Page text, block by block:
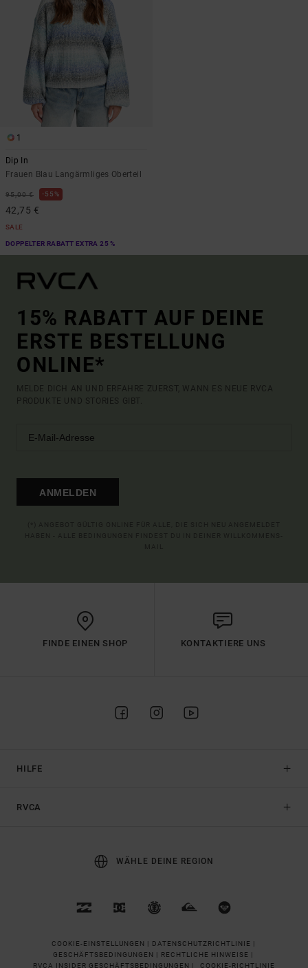
1
Dip In
Frauen Blau Langärmliges Oberteil
95,00 € 55%
42,75 €
SALE
DOPPELTER RABATT EXTRA 25 %
15% RABATT AUF DEINE
ERSTE BESTELLUNG
ONLINE*
MELDE DICH AN UND ERFAHRE ZUERST, WANN ES NEUE RVCA
PRODUKTE UND STORIES GIBT.
ANMELDEN
FINDE EINEN SHOP KONTAKTIERE UNS
HILFE
RVCA
WÄHLE DEINE REGION
COOKIE-EINSTELLUNGEN | DATENSCHUTZRICHTLINIE |
GESCHÄFTSBEDINGUNGEN | RECHTLICHE HINWEISE |
RVCA INSIDER GESCHÄFTSBEDINGUNGEN |
COOKIE-RICHTLINIE